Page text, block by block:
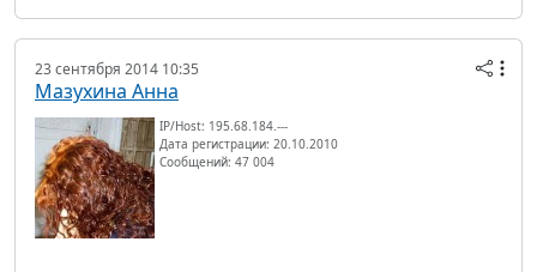
23 сентября 2014 10:35
Мазухина Анна
IP/Host: 195.68.184.---
Дата регистрации: 20.10.2010
Сообщений: 47 004